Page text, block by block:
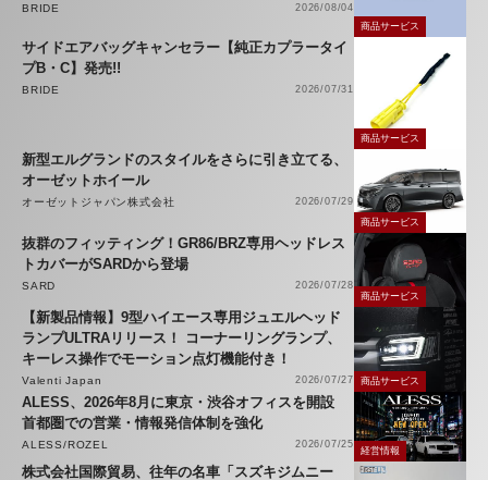
BRIDE
2026/08/04
商品サービス
サイドエアバッグキャンセラー【純正カプラータイ
プB・C】発売!!
BRIDE 2026/07/31
商品サービス
新型エルグランドのスタイルをさらに引き立てる、
オーゼットホイール
オーゼットジャパン株式会社
2026/07/29
商品サービス
抜群のフィッティング！GR86/BRZ専用ヘッドレス
トカバーがSARDから登場
SARD
2026/07/28
商品サービス
【新製品情報】9型ハイエース専用ジュエルヘッド
ランプULTRAリリース！ コーナーリングランプ、
キーレス操作でモーション点灯機能付き！
Valenti Japan 2026/07/27 商品サービス
ALESS、2026年8月に東京・渋谷オフィスを開設
首都圏での営業・情報発信体制を強化
ALESS/ROZEL 2026/07/25
経営情報
株式会社国際貿易、往年の名車「スズキジムニー